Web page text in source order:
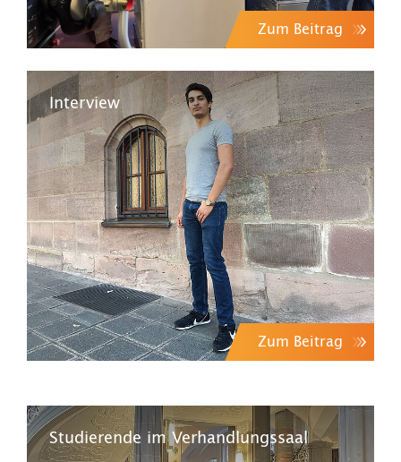
Zum Beitrag
Interview
Zum Beitrag
Studierende im Verhandlungssaal